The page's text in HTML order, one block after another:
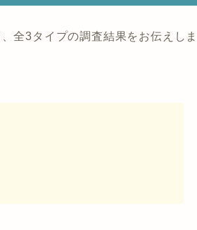
全3タイプの調査結果をお伝えしま